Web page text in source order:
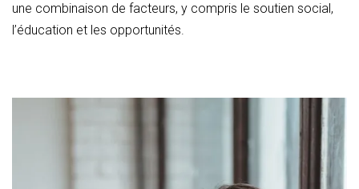
une combinaison de facteurs, y compris le soutien social,
l’éducation et les opportunités.